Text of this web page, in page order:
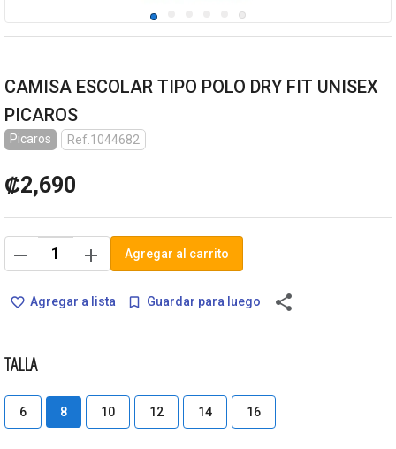
CAMISA ESCOLAR TIPO POLO DRY FIT UNISEX
PICAROS
Picaros Ref.1044682
₡2,690
remove add Agregar al carrito
favorite_border Agregar a lista bookmark_border Guardar para luego share
TALLA
6 8 10 12 14 16